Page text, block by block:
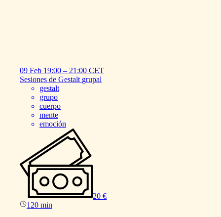
09 Feb 19:00 – 21:00 CET
Sesiones de Gestalt grupal
gestalt
grupo
cuerpo
mente
emoción
20 €
120 min